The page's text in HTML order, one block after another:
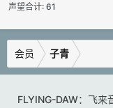
声望合计: 61
会员 子青
FLYING-DAW：飞来